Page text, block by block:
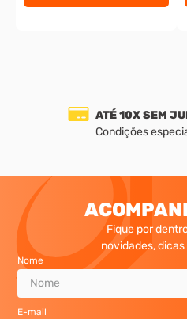
ATÉ 10X SEM
Condições
Fique por
novidades,
Nome
E-mail